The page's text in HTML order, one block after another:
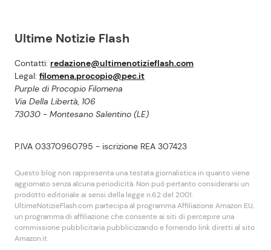
Ultime Notizie Flash
Contatti: redazione@ultimenotizieflash.com
Legal: filomena.procopio@pec.it
Purple di Procopio Filomena
Via Della Libertà, 106
73030 - Montesano Salentino (LE)
P.IVA 03370960795 - iscrizione REA 307423
Questo blog non rappresenta una testata giornalistica in quanto viene
aggiornato senza alcuna periodicità. Non puó pertanto considerarsi un
prodotto editoriale ai sensi della legge n.62 del 2001.
UltimeNotizieFlash.com partecipa al programma Affiliazione Amazon EU,
un programma di affiliazione che consente ai siti di percepire una
commissione pubblicitaria pubblicizzando e fornendo link diretti al sito
Amazon.it.